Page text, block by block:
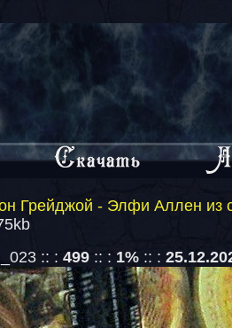
Грейджой - Элфи Аллен из
:: : 499 :: : 1% :: :